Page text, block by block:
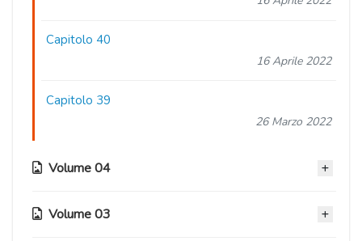
Capitolo 40
16 Aprile 2022
Capitolo 39
26 Marzo 2022
Volume 04
Capitolo 38
Volume 03